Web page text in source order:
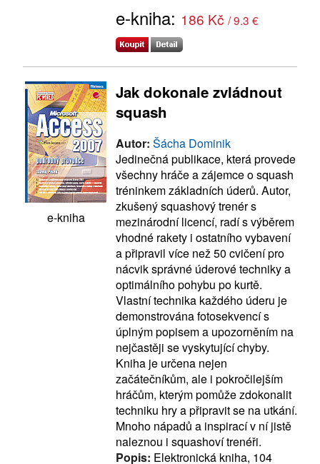
e-kniha: 186 Kč / 9.3 €
e-kniha
Jak dokonale zvládnout
squash
Autor: Šácha Dominik
Jedinečná publikace, která provede
všechny hráče a zájemce o squash
tréninkem základních úderů. Autor,
zkušený squashový trenér s
mezinárodní licencí, radí s výběrem
vhodné rakety i ostatního vybavení
a připravil více než 50 cvičení pro
nácvik správné úderové techniky a
optimálního pohybu po kurtě.
Vlastní technika každého úderu je
demonstrována fotosekvencí s
úplným popisem a upozorněním na
nejčastěji se vyskytující chyby.
Kniha je určena nejen
začátečníkům, ale i pokročilejším
hráčům, kterým pomůže zdokonalit
techniku hry a připravit se na utkání.
Mnoho nápadů a inspirací v ní jistě
naleznou i squashoví trenéři.
Popis: Elektronická kniha, 104